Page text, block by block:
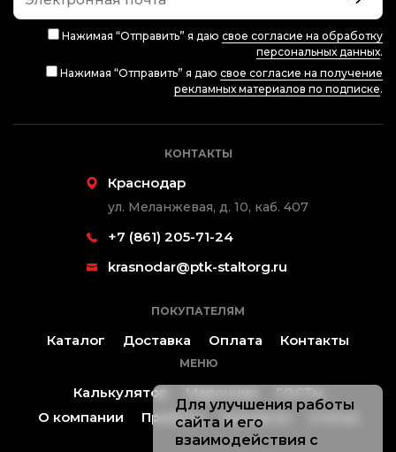
Нажимая “Отправить” я даю свое согласие на обработку
персональных данных.
Нажимая “Отправить” я даю свое согласие на получение
рекламных материалов по подписке.
КОНТАКТЫ
Краснодар
ул. Меланжевая, д. 10, каб. 407
+7 (861) 205-71-24
krasnodar@ptk-staltorg.ru
ПОКУПАТЕЛЯМ
Каталог Доставка Оплата Контакты
МЕНЮ
Калькулятор Марочник
ГОСТы
О компании
Проекты Контакты
Для улучшения работы
сайта и его
взаимодействия с